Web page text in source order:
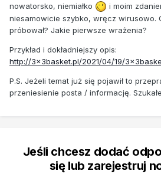
nowatorsko, niemiałko
i moim
niesamowicie szybko, wręcz wirusowo.
próbował? Jakie pierwsze wrażenia?
Przykład i dokładniejszy opis:
http://3x3basket.pl/2021/04/19/
P.S. Jeżeli temat już się pojawił to
przeniesienie posta / informację.
Jeśli chcesz dodać
się lub zarejestruj